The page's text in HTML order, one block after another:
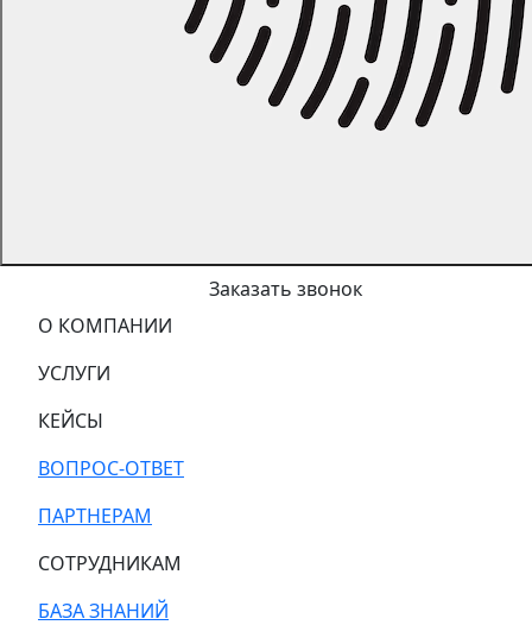
Заказать звонок
О КОМПАНИИ
УСЛУГИ
КЕЙСЫ
ВОПРОС-ОТВЕТ
ПАРТНЕРАМ
СОТРУДНИКАМ
БАЗА ЗНАНИЙ